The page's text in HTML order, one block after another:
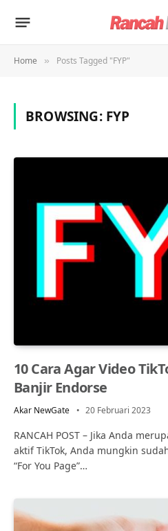
Home » Posts Tagged "FYP"
BROWSING: FYP
10 Cara Agar Video
Banjir Endorse
Akar NewGate 20 Februari 2023
RANCAH POST – Jika Anda
aktif TikTok, Anda mungkin
“For You Page”…